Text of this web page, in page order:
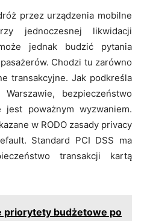
przez urządzenia mobilne
jednoczesnej likwidacji
jednak budzić pytania
Chodzi tu zarówno
transakcyjne. Jak podkreśla
bezpieczeństwo
poważnym wyzwaniem.
w RODO zasady privacy
Standard PCI DSS ma
transakcji kartą
priorytety budżetowe po